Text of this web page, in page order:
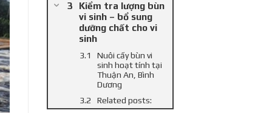
Kiểm tra lượng bùn
vi sinh – bổ sung
dưỡng chất cho vi
sinh
Nuôi cấy bùn vi
sinh hoạt tính tại
Thuận An, Bình
Dương
Related posts: